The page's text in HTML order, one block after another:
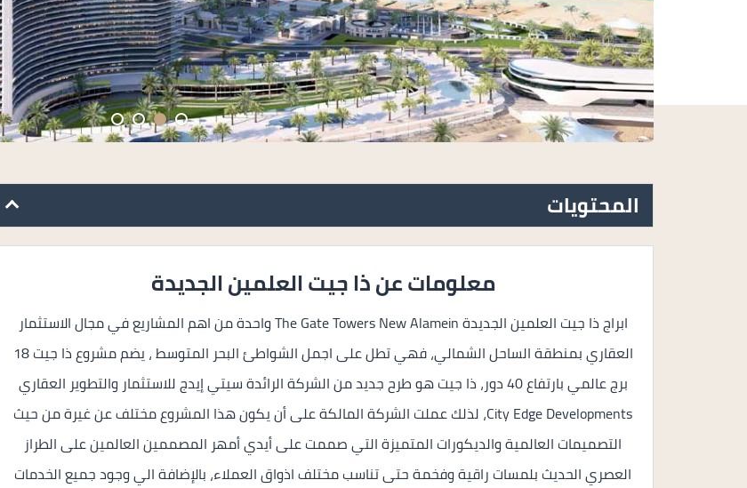
المحتويات
معلومات عن ذا جيت العلمين الجديدة
ابراج ذا جيت العلمين الجديدة The Gate Towers New Alamein واحدة من اهم المشاريع في مجال الاستثمار
العقاري بمنطقة الساحل الشمالي، فهي تطل على اجمل الشواطئ البحر المتوسط ، يضم مشروع ذا جيت 18
برج عالمي بارتفاع 40 دور، ذا جيت هو طرح جديد من الشركة الرائدة سيتي إيدج للاستثمار والتطوير العقاري
City Edge Developments، لذلك عملت الشركة المالكة على أن يكون هذا المشروع مختلف عن غيرة من حيث
التصميمات العالمية والديكورات المتميزة التي صممت على أيدي أمهر المصممين العالمين على الطراز
العصري الحديث بلمسات راقية وفخمة حتى تناسب مختلف اذواق العملاء، بالإضافة الي وجود جميع الخدمات